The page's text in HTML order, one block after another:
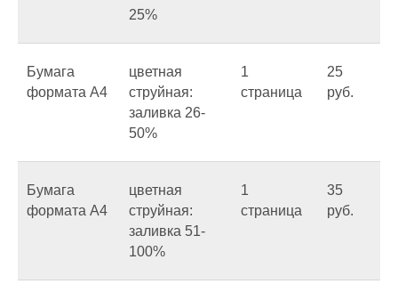
25%
Бумага
формата А4
цветная
струйная:
заливка 26-
50%
1
страница
25
руб.
Бумага
формата А4
цветная
струйная:
заливка 51-
100%
1
страница
35
руб.